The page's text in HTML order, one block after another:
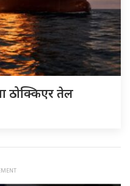
ठोक्किएर तेल